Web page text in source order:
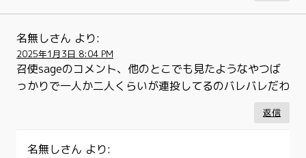
名無しさん より:
2025年1月3日 8:04 PM
召使sageのコメント、他のとこでも見たようなやつば
っかりで一人か二人くらいが連投してるのバレバレだわ
返信
名無しさん より: